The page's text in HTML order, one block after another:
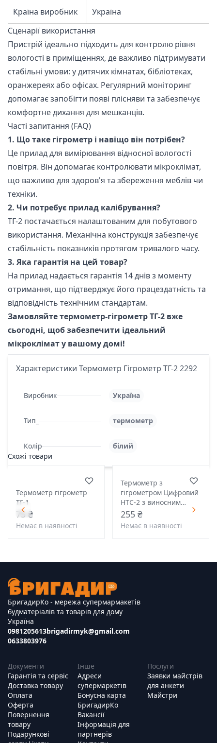
Країна виробник
Україна
Сценарії використання
Пристрій ідеально підходить для контролю рівня
вологості в приміщеннях, де важливо підтримувати
стабільні умови: у дитячих кімнатах, бібліотеках,
оранжереях або офісах. Регулярний моніторинг
допомагає запобігти появі плісняви та забезпечує
комфортне дихання для мешканців.
Часті запитання (FAQ)
1. Що таке гігрометр і навіщо він потрібен?
Це прилад для вимірювання відносної вологості
повітря. Він допомагає контролювати мікроклімат,
що важливо для здоров'я та збереження меблів чи
техніки.
2. Чи потребує прилад калібрування?
ТГ-2 постачається налаштованим для побутового
використання. Механічна конструкція забезпечує
стабільність показників протягом тривалого часу.
3. Яка гарантія на цей товар?
На прилад надається гарантія 14 днів з моменту
отримання, що підтверджує його працездатність та
відповідність технічним стандартам.
Замовляйте термометр-гігрометр ТГ-2 вже
сьогодні, щоб забезпечити ідеальний
мікроклімат у вашому домі!
Характеристики Термометр Гігрометр ТГ-2 2292
Виробник Україна
Тип_ термометр
Колір
білий
Схожі товари
Термометр гігрометр
ТГ-1
75 ₴
Немає в наявності
Термометр з
гігрометром Цифровий
НТС-2 з виносним
датчиком температури
2560
255 ₴
Немає в наявності
БригадирКо - мережа супермармакетів
будматеріалів та товарів для дому
Україна
0981205613
0633803976
brigadirmyk@gmail.com
Документи
Гарантія та сервіс
Доставка товару
Оплата
Оферта
Повернення
товару
Подарункові
Інше
Адреси
супермаркетів
Бонусна карта
БригадирКо
Вакансії
Інформація для
партнерів
Послуги
Заявки майстрів
для анкети
Майстри